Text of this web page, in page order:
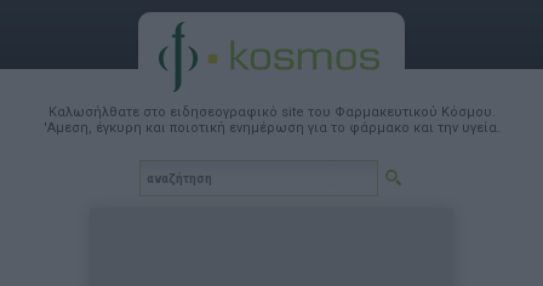
Καλωσήλθατε στο ειδησεογραφικό site του Φαρμακευτικού Κόσμου.
'Αμεση, έγκυρη και ποιοτική ενημέρωση για το φάρμακο και την υγεία.